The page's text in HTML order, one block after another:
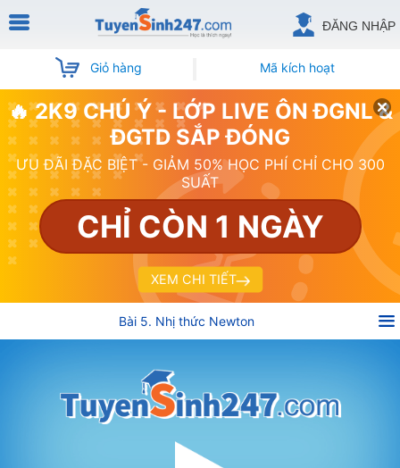
ĐĂNG NHẬP
Giỏ hàng Mã kích hoạt
🔥 2K9 CHÚ Ý - LỚP LIVE ÔN ĐGNL &
ĐGTD SẮP ĐÓNG
ƯU ĐÃI ĐẶC BIỆT - GIẢM 50% HỌC PHÍ CHỈ CHO 300
SUẤT
CHỈ CÒN 1 NGÀY
XEM CHI TIẾT
Bài 5. Nhị thức Newton